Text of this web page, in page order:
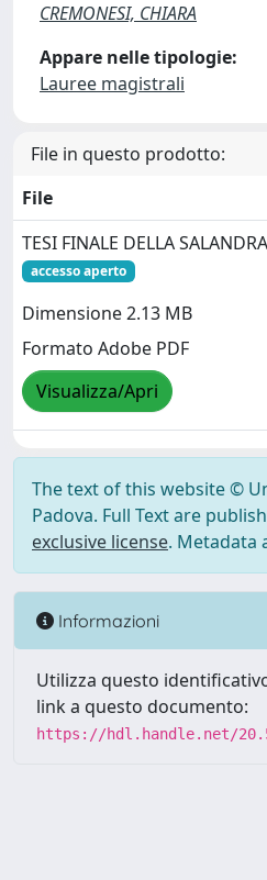
CREMONESI, CHIARA
Appare nelle tipologie:
Lauree magistrali
File in questo prodotto:
File
TESI FINALE DELLA
accesso aperto
Dimensione 2.13 MB
Formato Adobe PDF
Visualizza/Apri
The text of this website ©
Padova. Full Text are
exclusive license. Metadata
Informazioni
Utilizza questo
link a questo documento:
https://hdl.handle.net/